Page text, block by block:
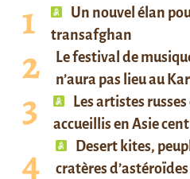
Un nouvel élan
transafghan
Le festival de
n’aura pas lieu au
Les artistes
accueillis en Asie
Desert kites,
cratères